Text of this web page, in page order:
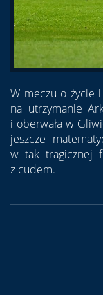
W meczu o życie
na utrzymanie
i oberwała w
jeszcze
w tak tragicznej
z cudem.